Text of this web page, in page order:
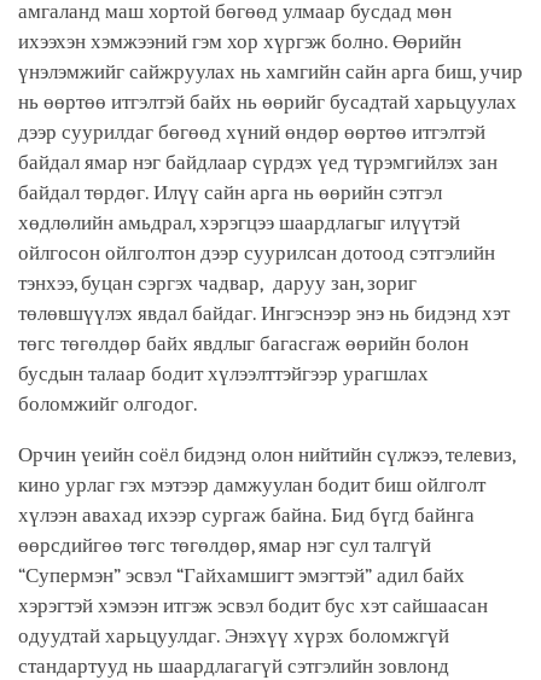
амгаланд маш хортой бөгөөд улмаар бусдад мөн
ихээхэн хэмжээний гэм хор хүргэж болно. Өөрийн
үнэлэмжийг сайжруулах нь хамгийн сайн арга биш, учир
нь өөртөө итгэлтэй байх нь өөрийг бусадтай харьцуулах
дээр суурилдаг бөгөөд хүний өндөр өөртөө итгэлтэй
байдал ямар нэг байдлаар сүрдэх үед түрэмгийлэх зан
байдал төрдөг. Илүү сайн арга нь өөрийн сэтгэл
хөдлөлийн амьдрал, хэрэгцээ шаардлагыг илүүтэй
ойлгосон ойлголтон дээр суурилсан дотоод сэтгэлийн
тэнхээ, буцан сэргэх чадвар, даруу зан, зориг
төлөвшүүлэх явдал байдаг. Ингэснээр энэ нь бидэнд хэт
төгс төгөлдөр байх явдлыг багасгаж өөрийн болон
бусдын талаар бодит хүлээлттэйгээр урагшлах
боломжийг олгодог.
Орчин үеийн соёл бидэнд олон нийтийн сүлжээ, телевиз,
кино урлаг гэх мэтээр дамжуулан бодит биш ойлголт
хүлээн авахад ихээр сургаж байна. Бид бүгд байнга
өөрсдийгөө төгс төгөлдөр, ямар нэг сул талгүй
“Супермэн” эсвэл “Гайхамшигт эмэгтэй” адил байх
хэрэгтэй хэмээн итгэж эсвэл бодит бус хэт сайшаасан
одуудтай харьцуулдаг. Энэхүү хүрэх боломжгүй
стандартууд нь шаардлагагүй сэтгэлийн зовлонд